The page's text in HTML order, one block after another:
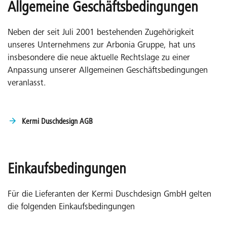
Allgemeine Geschäftsbedingungen
Neben der seit Juli 2001 bestehenden Zugehörigkeit
unseres Unternehmens zur Arbonia Gruppe, hat uns
insbesondere die neue aktuelle Rechtslage zu einer
Anpassung unserer Allgemeinen Geschäftsbedingungen
veranlasst.
Kermi Duschdesign AGB
Einkaufsbedingungen
Für die Lieferanten der Kermi Duschdesign GmbH gelten
die folgenden Einkaufsbedingungen